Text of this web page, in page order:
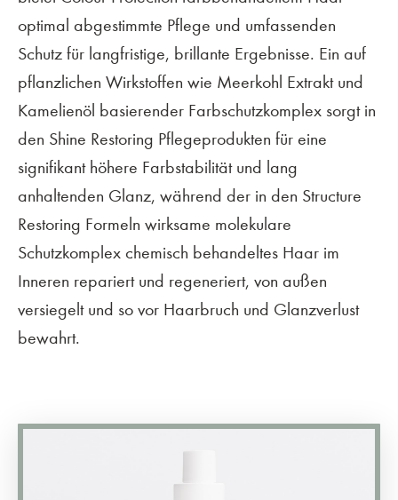
optimal abgestimmte Pflege und umfassenden
Schutz für langfristige, brillante Ergebnisse. Ein auf
pflanzlichen Wirkstoffen wie Meerkohl Extrakt und
Kamelienöl basierender Farbschutzkomplex sorgt in
den Shine Restoring Pflegeprodukten für eine
signifikant höhere Farbstabilität und lang
anhaltenden Glanz, während der in den Structure
Restoring Formeln wirksame molekulare
Schutzkomplex chemisch behandeltes Haar im
Inneren repariert und regeneriert, von außen
versiegelt und so vor Haarbruch und Glanzverlust
bewahrt.